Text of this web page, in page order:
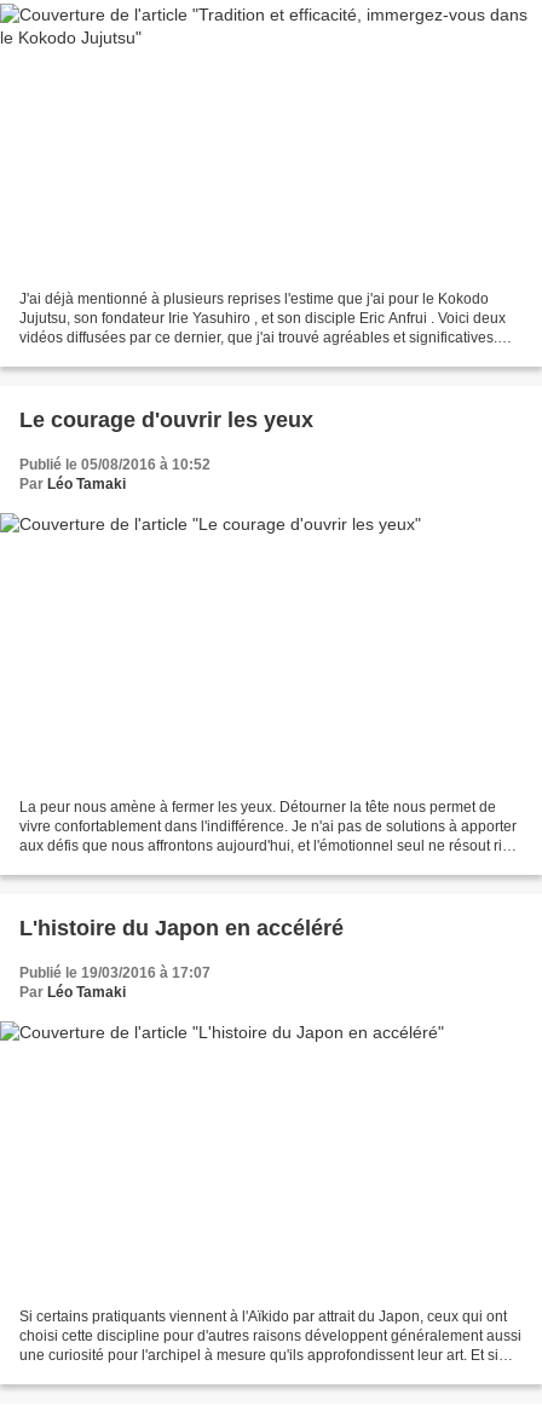
J'ai déjà mentionné à plusieurs reprises l'estime que j'ai pour le Kokodo
Jujutsu, son fondateur Irie Yasuhiro , et son disciple Eric Anfrui . Voici deux
vidéos diffusées par ce dernier, que j'ai trouvé agréables et significatives.
Le courage d'ouvrir les yeux
Publié le 05/08/2016 à 10:52
Par Léo Tamaki
La peur nous amène à fermer les yeux. Détourner la tête nous permet de
vivre confortablement dans l'indifférence. Je n'ai pas de solutions à apporter
aux défis que nous affrontons aujourd'hui, et l'émotionnel seul ne résout rien.
L'histoire du Japon en accéléré
Publié le 19/03/2016 à 17:07
Par Léo Tamaki
Si certains pratiquants viennent à l'Aïkido par attrait du Japon, ceux qui ont
choisi cette discipline pour d'autres raisons développent généralement aussi
une curiosité pour l'archipel à mesure qu'ils approfondissent leur art. Et si